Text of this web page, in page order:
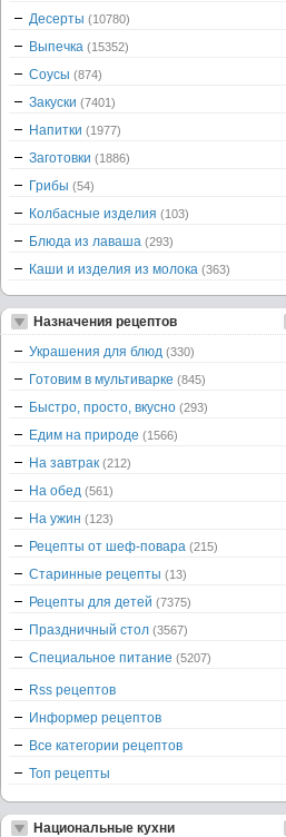
Десерты (10780)
Выпечка (15352)
Соусы (874)
Закуски (7401)
Напитки (1977)
Заготовки (1886)
Грибы (54)
Колбасные изделия (103)
Блюда из лаваша (293)
Каши и изделия из молока (363)
Назначения рецептов
Украшения для блюд (330)
Готовим в мультиварке (845)
Быстро, просто, вкусно (293)
Едим на природе (1566)
На завтрак (212)
На обед (561)
На ужин (123)
Рецепты от шеф-повара (215)
Старинные рецепты (13)
Рецепты для детей (7375)
Праздничный стол (3567)
Специальное питание (5207)
Rss рецептов
Информер рецептов
Все категории рецептов
Топ рецепты
Национальные кухни